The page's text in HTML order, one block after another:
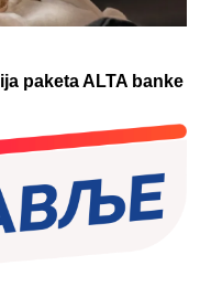
paketa ALTA banke